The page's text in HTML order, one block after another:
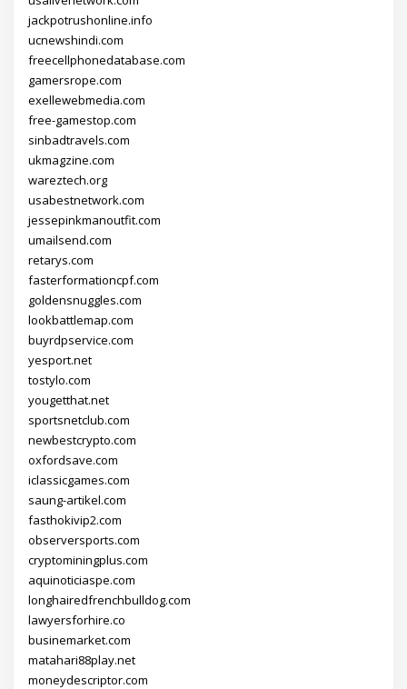
jackpotrushonline.info
ucnewshindi.com
freecellphonedatabase.com
gamersrope.com
exellewebmedia.com
free-gamestop.com
sinbadtravels.com
ukmagzine.com
wareztech.org
usabestnetwork.com
jessepinkmanoutfit.com
umailsend.com
retarys.com
fasterformationcpf.com
goldensnuggles.com
lookbattlemap.com
buyrdpservice.com
yesport.net
tostylo.com
yougetthat.net
sportsnetclub.com
newbestcrypto.com
oxfordsave.com
iclassicgames.com
saung-artikel.com
fasthokivip2.com
observersports.com
cryptominingplus.com
aquinoticiaspe.com
longhairedfrenchbulldog.com
lawyersforhire.co
businemarket.com
matahari88play.net
moneydescriptor.com